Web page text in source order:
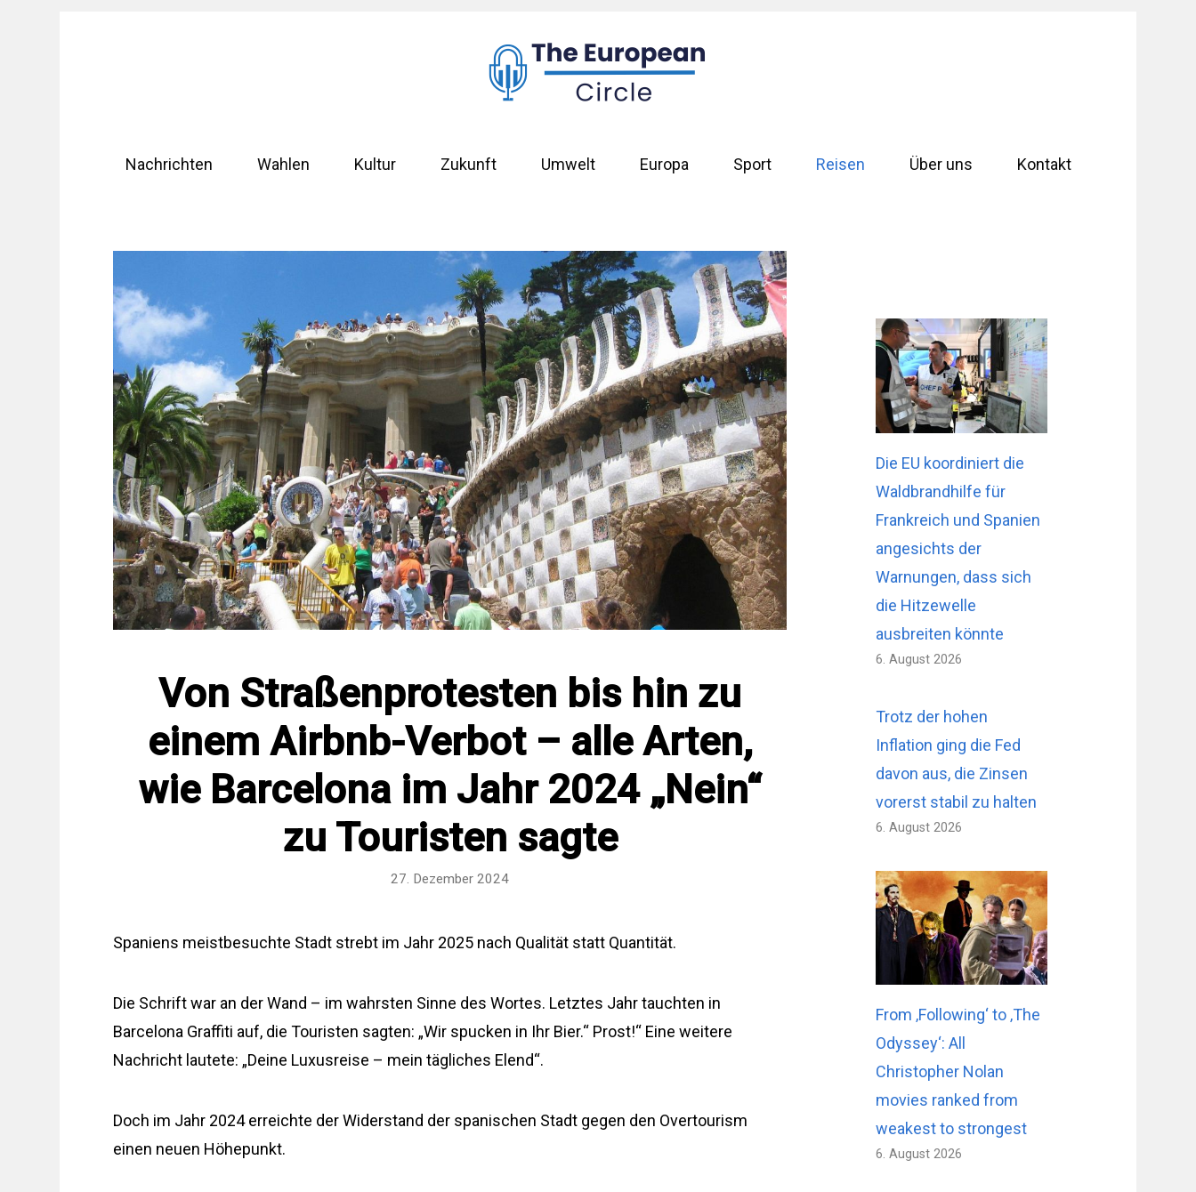
Nachrichten Wahlen Kultur Zukunft Umwelt Europa Sport Reisen Über uns Kontakt
Von Straßenprotesten bis hin zu
einem Airbnb-Verbot – alle Arten,
wie Barcelona im Jahr 2024 „Nein“
zu Touristen sagte
27. Dezember 2024
Spaniens meistbesuchte Stadt strebt im Jahr 2025 nach Qualität statt Quantität.
Die Schrift war an der Wand – im wahrsten Sinne des Wortes. Letztes Jahr tauchten in
Barcelona Graffiti auf, die Touristen sagten: „Wir spucken in Ihr Bier.“ Prost!“ Eine weitere
Nachricht lautete: „Deine Luxusreise – mein tägliches Elend“.
Doch im Jahr 2024 erreichte der Widerstand der spanischen Stadt gegen den Overtourism
einen neuen Höhepunkt.
Die EU koordiniert die
Waldbrandhilfe für
Frankreich und Spanien
angesichts der
Warnungen, dass sich
die Hitzewelle
ausbreiten könnte
6. August 2026
Trotz der hohen
Inflation ging die Fed
davon aus, die Zinsen
vorerst stabil zu halten
6. August 2026
From ‚Following‘ to ‚The
Odyssey‘: All
Christopher Nolan
movies ranked from
weakest to strongest
6. August 2026